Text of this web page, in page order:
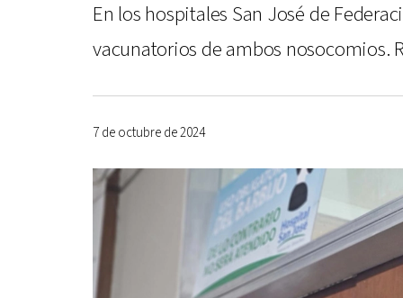
En los hospitales San José de
vacunatorios de ambos nosocomios.
7 de octubre de 2024